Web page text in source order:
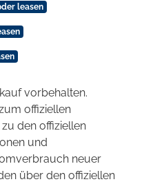
leasen
vorbehalten.
offiziellen
den offiziellen
und
neuer
über den offiziellen